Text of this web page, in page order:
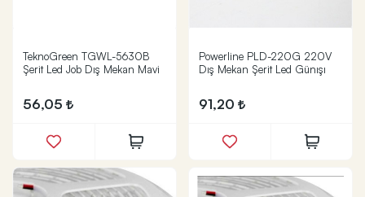
TeknoGreen TGWL-5630B
Şerit Led Job Dış Mekan Mavi
56,05
Powerline PLD-220G 220V
Dış Mekan Şerit Led Günışı
91,20